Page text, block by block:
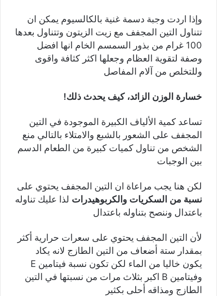
وإذا اردت وجبة دسمة غنية بالكالسيوم يمكن ان
تتناول التين المجفف مع زيت الزيتون وتتناول بعدها
100 غرام من بذور السمسم الخام انها افضل
وصفة لتقوية العظام وجعلها اكثر كثافة واقوى
وللتخلص من آلام المفاصل
خسارة الوزن الزائد، كيف يحدث ذلك!
تساعد كمية الألياف الكبيرة الموجودة في التين
المجفف على الشعور بالشبع والامتلاء بالتالي منع
الشخص من تناول كميات كبيرة من الطعام الدسم
بين الوجبات
لكن هنا يجب مراعاة ان التين المجفف يحتوي على
نسبة من السكريات والكربوهيدرات لذا عليك تناوله
باعتدال وننصح بتناوله باعتدال
لأن التين المجفف يحتوي على سعرات حرارية أكثر
بمقدار ستة أضعاف من التين الطازج لانه يكاد
يكون خاليا من الماء لكن تكون نسبة فيتامين E
وفيتامين B اكبر بثلاث مرات من نسبتها في التين
الطازج ومذاقه أحلى بكثير